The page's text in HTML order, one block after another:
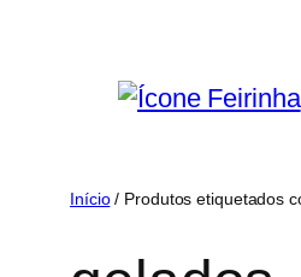
Início/ Produtos etiquetados